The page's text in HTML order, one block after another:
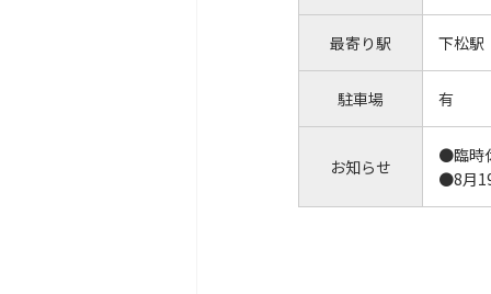
最寄り駅 下松駅
駐車場 有
お知らせ
●臨時
●8月